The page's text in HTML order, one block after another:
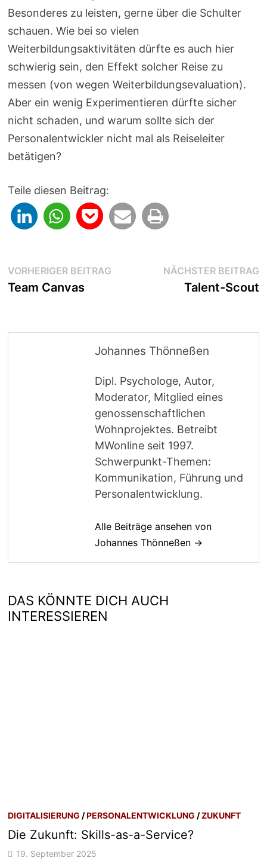
Besonderes zu leisten, gerne über die Schulter
schauen. Wie bei so vielen
Weiterbildungsaktivitäten dürfte es auch hier
schwierig sein, den Effekt solcher Reise zu
messen (von wegen Weiterbildungsevaluation).
Aber ein wenig Experimentieren dürfte sicher
nicht schaden, und warum sollte sich der
Personalentwickler nicht mal als Reiseleiter
betätigen?
Teile diesen Beitrag:
Beitragsnavigation
VORHERIGER BEITRAG Vorheriger
Team Canvas
NÄCHSTER BEITRAG
Talent-Scout
Johannes Thönneßen
Dipl. Psychologe, Autor,
Moderator, Mitglied eines
genossenschaftlichen
Wohnprojektes. Betreibt
MWonline seit 1997.
Schwerpunkt-Themen:
Kommunikation, Führung und
Personalentwicklung.
Alle Beiträge ansehen von
Johannes Thönneßen →
DAS KÖNNTE DICH AUCH
INTERESSIEREN
DIGITALISIERUNG /PERSONALENTWICKLUNG /ZUKUNFT
Die Zukunft: Skills-as-a-Service?
19. September 2025